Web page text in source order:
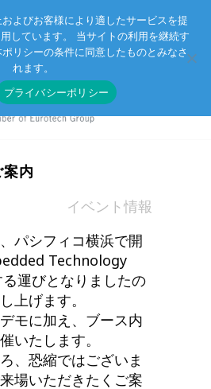
お客様サポート お問い合わせ
内
イベント情報
パシフィコ横浜で開
Technology
運びとなりましたの
上げます。
モに加え、ブース内
いたします。
、恐縮ではございま
場いただきたくご案
よびお客様により適したサービスを提
しています。 当サイトの利用を継続す
リシーの条件に同意したものとみなさ
れます。
プライバシーポリシー